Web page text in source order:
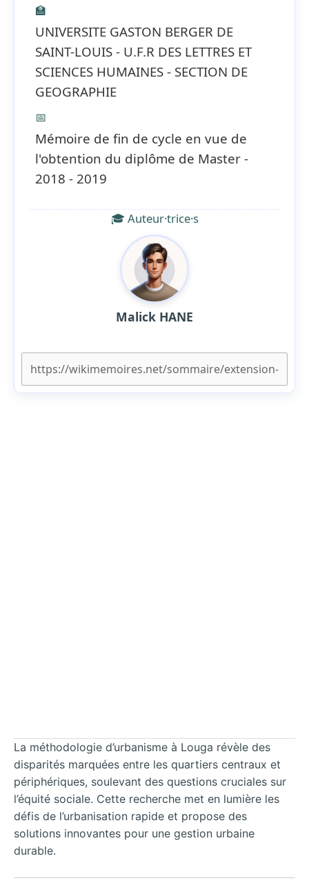
🏫
UNIVERSITE GASTON BERGER DE
SAINT-LOUIS - U.F.R DES LETTRES ET
SCIENCES HUMAINES - SECTION DE
GEOGRAPHIE
📅
Mémoire de fin de cycle en vue de
l'obtention du diplôme de Master -
2018 - 2019
🎓 Auteur·trice·s
Malick HANE
La méthodologie d’urbanisme à Louga révèle des
disparités marquées entre les quartiers centraux et
périphériques, soulevant des questions cruciales sur
l’équité sociale. Cette recherche met en lumière les
défis de l’urbanisation rapide et propose des
solutions innovantes pour une gestion urbaine
durable.